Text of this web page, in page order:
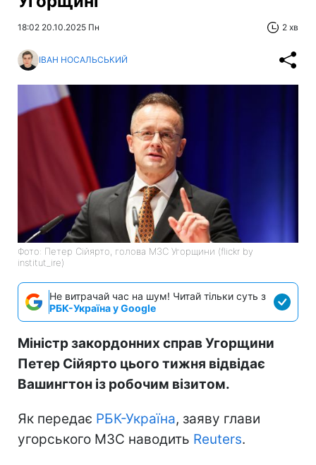
18:02 20.10.2025 Пн 2 хв
ІВАН НОСАЛЬСЬКИЙ
Фото: Петер Сійярто, голова МЗС Угорщини (flickr by
institut_ire)
Не витрачай час на шум! Читай тільки суть з
РБК-Україна у Google
Міністр закордонних справ Угорщини
Петер Сійярто цього тижня відвідає
Вашингтон із робочим візитом.
Як передає РБК-Україна, заяву глави
угорського МЗС наводить Reuters.